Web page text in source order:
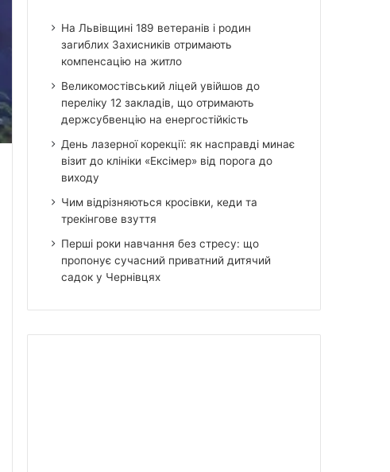
На Львівщині 189 ветеранів і родин
загиблих Захисників отримають
компенсацію на житло
Великомостівський ліцей увійшов до
переліку 12 закладів, що отримають
держсубвенцію на енергостійкість
День лазерної корекції: як насправді минає
візит до клініки «Ексімер» від порога до
виходу
Чим відрізняються кросівки, кеди та
трекінгове взуття
Перші роки навчання без стресу: що
пропонує сучасний приватний дитячий
садок у Чернівцях